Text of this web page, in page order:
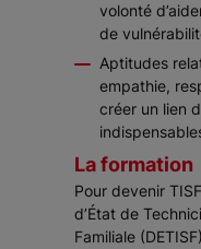
volonté
de
Aptitudes
empathie,
créer un lien
La formation
Pour devenir
d’État de
Familiale